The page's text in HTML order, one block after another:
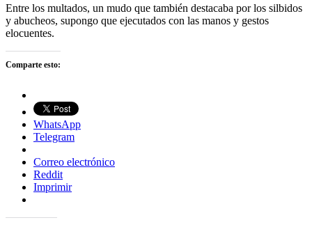
Entre los multados, un mudo que también destacaba por los silbidos
y abucheos, supongo que ejecutados con las manos y gestos
elocuentes.
Comparte esto:
WhatsApp
Telegram
Correo electrónico
Reddit
Imprimir